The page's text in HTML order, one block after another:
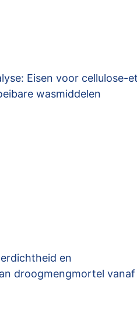
Eisen voor cellulose-
wasmiddelen
en
droogmengmortel vanaf